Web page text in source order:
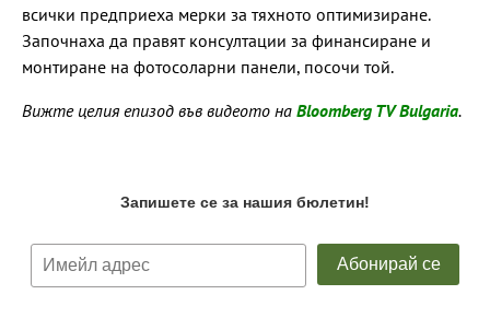
всички предприеха мерки за тяхното оптимизиране.
Започнаха да правят консултации за финансиране и
монтиране на фотосоларни панели, посочи той.
Вижте целия епизод във видеото на Bloomberg TV Bulgaria.